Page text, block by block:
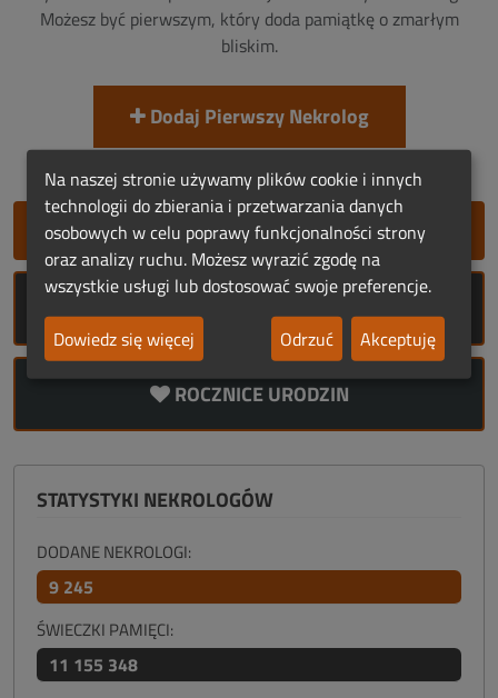
Możesz być pierwszym, który doda pamiątkę o zmarłym
bliskim.
Dodaj Pierwszy Nekrolog
SZYBKIE DODANIE NEKROLOGU
ROCZNICE ŚMIERCI
ROCZNICE URODZIN
STATYSTYKI NEKROLOGÓW
DODANE NEKROLOGI:
9 245
ŚWIECZKI PAMIĘCI:
11 155 348
Na naszej stronie używamy plików cookie i innych
technologii do zbierania i przetwarzania danych
osobowych w celu poprawy funkcjonalności strony
oraz analizy ruchu. Możesz wyrazić zgodę na
wszystkie usługi lub dostosować swoje preferencje.
Dowiedz się więcej
Odrzuć Akceptuję